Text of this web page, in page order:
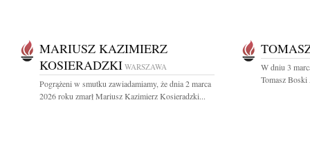
MARIUSZ KAZIMIERZ
KOSIERADZKI WARSZAWA
Pogrążeni w smutku zawiadamiamy, że dnia 2 marca
2026 roku zmarł Mariusz Kazimierz Kosieradzki...
W dniu 3
Tomasz